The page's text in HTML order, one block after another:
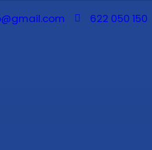
622 050 150